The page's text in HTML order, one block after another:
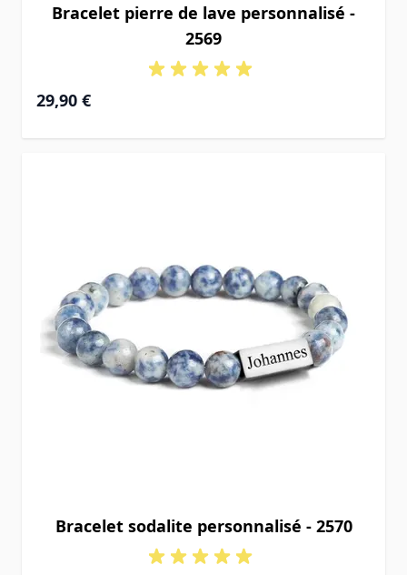
Bracelet pierre de lave personnalisé -
2569
29,90 €
Bracelet sodalite personnalisé - 2570